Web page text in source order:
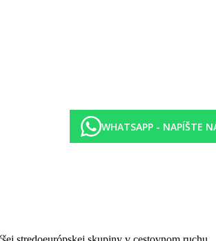
akýchkoľvek hygienických alebo
WHATSAPP - NAPÍŠTE